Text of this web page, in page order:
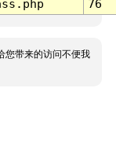
76
您带来的访问不便我